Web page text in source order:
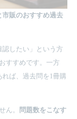
市販のおすすめ過去
認したい」という方
すすめです。一方
ば、過去問を1冊購
ん。
問題数をこなす